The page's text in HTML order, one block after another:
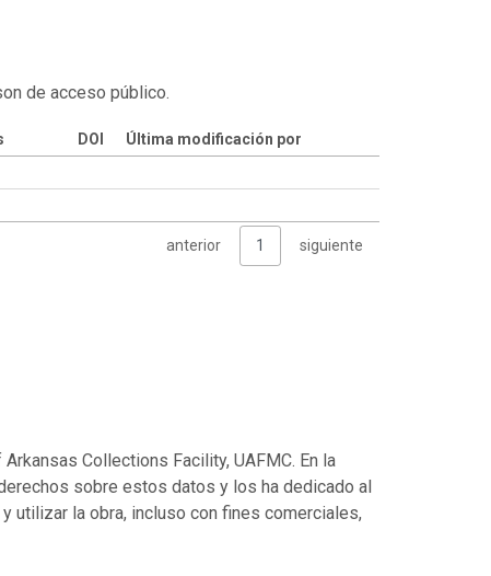
de acceso público.
DOI
Última modificación por
anterior 1 siguiente
Collections Facility, UAFMC. En la
sobre estos datos y los ha dedicado al
utilizar la obra, incluso con fines comerciales,